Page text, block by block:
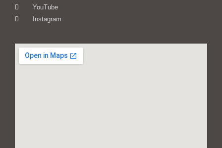
YouTube
Instagram